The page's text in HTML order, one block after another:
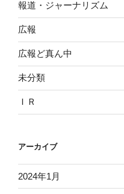
報道・ジャーナリズム
広報
広報ど真ん中
未分類
ＩＲ
アーカイブ
2024年1月